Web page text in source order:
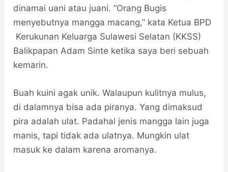
dinamai uani atau juani. “Orang Bugis
menyebutnya mangga macang,” kata Ketua BPD
Kerukunan Keluarga Sulawesi Selatan (KKSS)
Balikpapan Adam Sinte ketika saya beri sebuah
kemarin.
Buah kuini agak unik. Walaupun kulitnya mulus,
di dalamnya bisa ada piranya. Yang dimaksud
pira adalah ulat. Padahal jenis mangga lain juga
manis, tapi tidak ada ulatnya. Mungkin ulat
masuk ke dalam karena aromanya.